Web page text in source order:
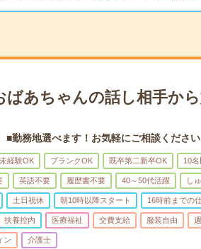
あちゃんの話し相手か
勤務地選べます！お気軽にご相談ください
経験OK ブランクOK 既卒第二新卒OK 10
英語不要 履歴書不要 40～50代活躍 し
土日祝休 朝10時以降スタート 16時前までの
扶養控内 医療福祉 交費支給 服装自由
ン 介護士